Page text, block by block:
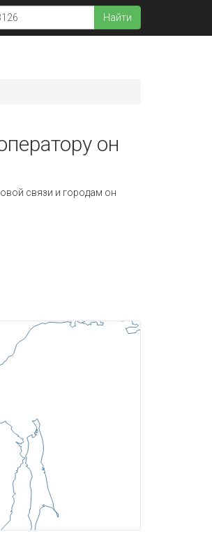
Найти
он
связи и городам он